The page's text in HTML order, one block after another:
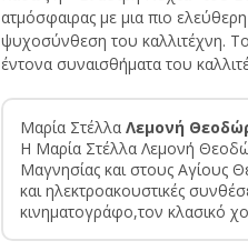
ατμόσφαιρας με μια πιο
ψυχοσύνθεση του καλλιτέχνη.
έντονα συναισθήματα του
Μαρία Στέλλα Λεμονή
Η Μαρία Στέλλα Λεμονή
Μαγνησίας και στους Αγίους
και ηλεκτροακουστικές
κινηματογράφο,τον κλασικό